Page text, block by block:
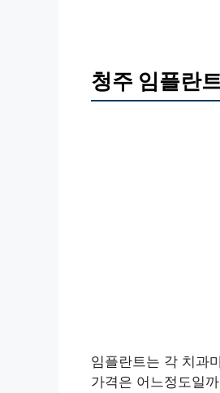
청주 임플란
임플란트는 각 치과
가격은 어느정도일